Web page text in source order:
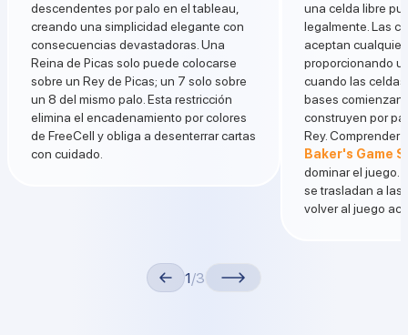
descendentes por palo en el tableau,
creando una simplicidad elegante con
consecuencias devastadoras. Una
Reina de Picas solo puede colocarse
sobre un Rey de Picas; un 7 solo sobre
un 8 del mismo palo. Esta restricción
elimina el encadenamiento por colores
de FreeCell y obliga a desenterrar cartas
con cuidado.
una celda libre
legalmente. Las
aceptan cualquier
proporcionando
cuando las
bases comienzan
construyen por
Rey. Comprender
Baker's Game
dominar el juego.
se trasladan a las
volver al juego
1/3